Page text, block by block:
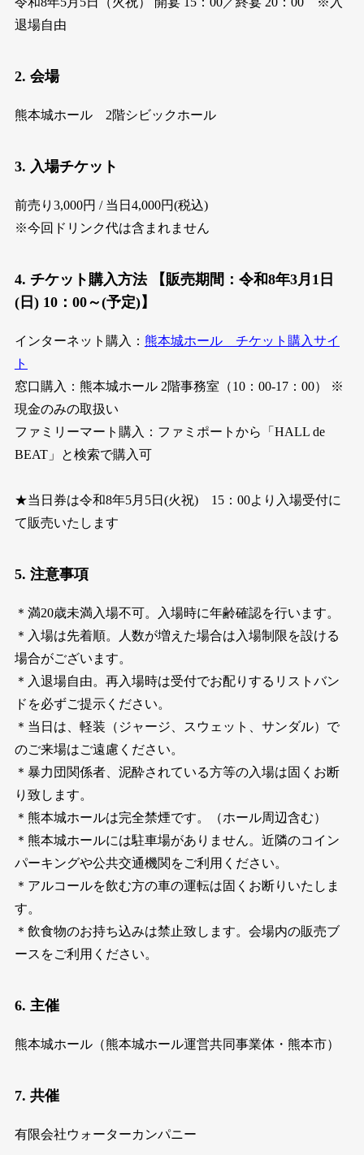
退場自由
2. 会場
熊本城ホール 2階シビックホール
3. 入場チケット
前売り3,000円 / 当日4,000円(税込)
※今回ドリンク代は含まれません
4. チケット購入方法 【販売期間：令和8年3月1日
(日) 10：00～(予定)】
インターネット購入： 熊本城ホール チケット購入サイ
ト
窓口購入：熊本城ホール 2階事務室（10：00-17：00） ※
現金のみの取扱い
ファミリーマート購入：ファミポートから「HALL de
BEAT」と検索で購入可
★当日券は令和8年5月5日(火祝) 15：00より入場受付に
て販売いたします
5. 注意事項
＊満20歳未満入場不可。入場時に年齢確認を行います。
＊入場は先着順。人数が増えた場合は入場制限を設ける
場合がございます。
＊入退場自由。再入場時は受付でお配りするリストバン
ドを必ずご提示ください。
＊当日は、軽装（ジャージ、スウェット、サンダル）で
のご来場はご遠慮ください。
＊暴力団関係者、泥酔されている方等の入場は固くお断
り致します。
＊熊本城ホールは完全禁煙です。（ホール周辺含む）
＊熊本城ホールには駐車場がありません。近隣のコイン
パーキングや公共交通機関をご利用ください。
＊アルコールを飲む方の車の運転は固くお断りいたしま
す。
＊飲食物のお持ち込みは禁止致します。会場内の販売ブ
ースをご利用ください。
6. 主催
熊本城ホール（熊本城ホール運営共同事業体・熊本市）
7. 共催
有限会社ウォーターカンパニー